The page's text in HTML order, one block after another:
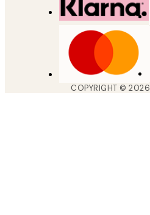
COPYRIGHT ©2026